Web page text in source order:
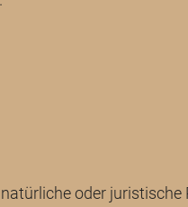
oder juristische